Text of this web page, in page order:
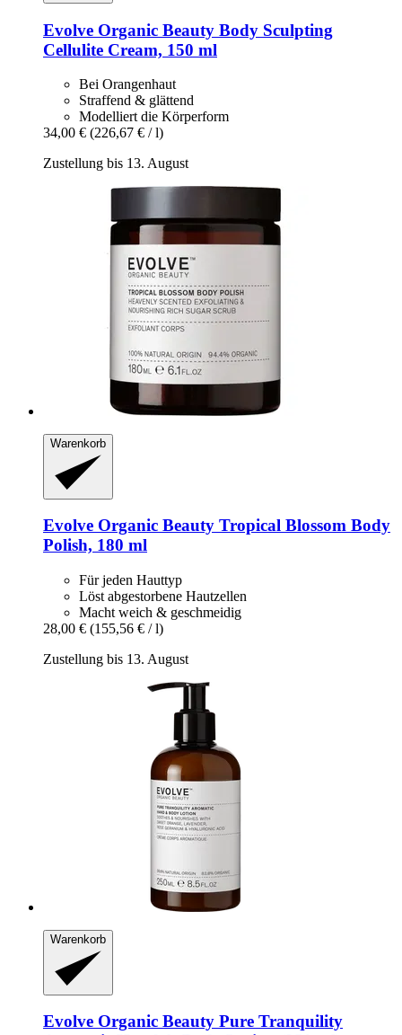
Evolve Organic Beauty Body Sculpting
Cellulite Cream, 150 ml
Bei Orangenhaut
Straffend & glättend
Modelliert die Körperform
34,00 € (226,67 € / l)
Zustellung bis 13. August
Warenkorb
Evolve Organic Beauty Tropical Blossom Body
Polish, 180 ml
Für jeden Hauttyp
Löst abgestorbene Hautzellen
Macht weich & geschmeidig
28,00 € (155,56 € / l)
Zustellung bis 13. August
Warenkorb
Evolve Organic Beauty Pure Tranquility